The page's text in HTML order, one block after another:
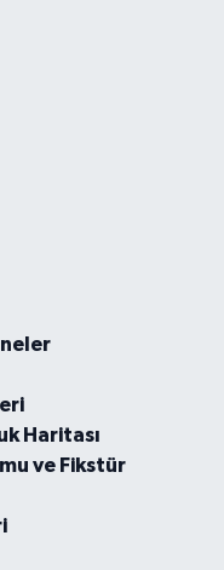
Haritası
ve Fikstür